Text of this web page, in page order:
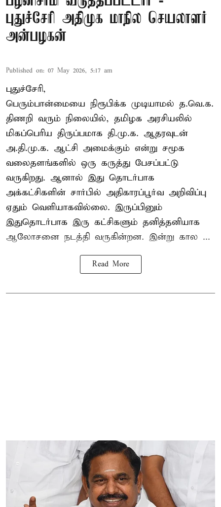
புதுச்சேரி அதிமுக மாநில செயலாளர்
அன்பழகன்
Published on: 07 May 2026, 5:17 am
புதுச்சேரி,
பெரும்பான்மையை நிரூபிக்க முடியாமல் த.வெ.க.
திணறி வரும் நிலையில், தமிழக அரசியலில்
மிகப்பெரிய திருப்பமாக தி.மு.க. ஆதரவுடன்
அ.தி.மு.க. ஆட்சி அமைக்கும் என்று சமூக
வலைதளங்களில் ஒரு கருத்து பேசப்பட்டு
வருகிறது. ஆனால் இது தொடர்பாக
அக்கட்சிகளின் சார்பில் அதிகாரப்பூர்வ அறிவிப்பு
ஏதும் வெளியாகவில்லை. இருப்பினும்
இதுதொடர்பாக இரு கட்சிகளும் தனித்தனியாக
ஆலோசனை நடத்தி வருகின்றன. இன்று கால ...
Read More